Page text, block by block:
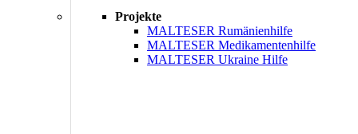
Projekte
MALTESER Rumänienhilfe
MALTESER Medikamentenhilfe
MALTESER Ukraine Hilfe